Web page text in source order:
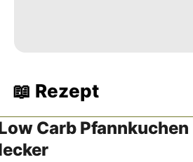
📖 Rezept
Carb Pfannkuchen